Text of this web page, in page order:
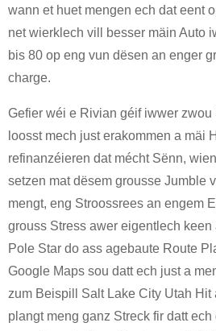
wann et huet mengen ech dat eent
net wierklech vill besser mäin Auto
bis 80 op eng vun dësen an enger
charge.
Gefier wéi e Rivian géif iwwer
loosst mech just erakommen a mäi
refinanzéieren dat mécht Sënn,
setzen mat dësem grousse Jumble
mengt, eng Stroossrees an engem
grouss Stress awer eigentlech
Pole Star do ass agebaute Route
Google Maps sou datt ech just a
zum Beispill Salt Lake City Utah Hit
plangt meng ganz Streck fir datt